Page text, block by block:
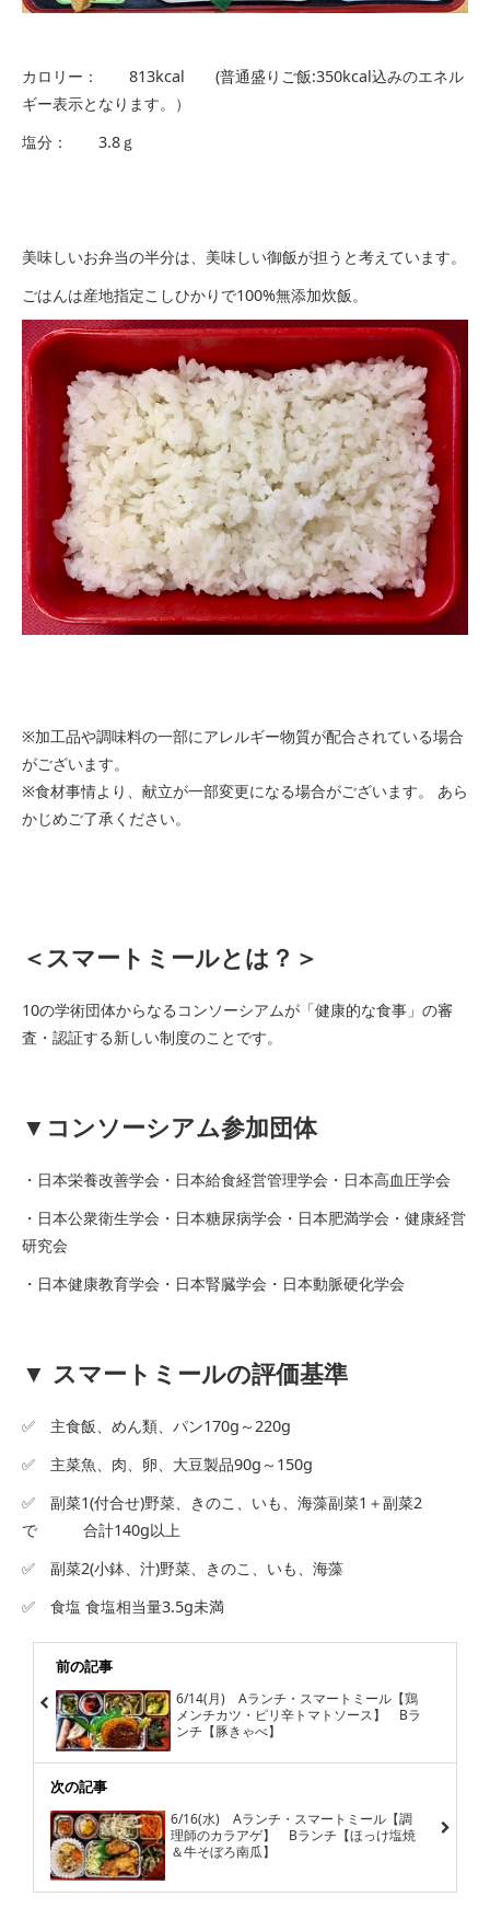
カロリー： 813kcal (普通盛りご飯:350kcal込みのエネル
ギー表示となります。）
塩分： 3.8ｇ
美味しいお弁当の半分は、美味しい御飯が担うと考えています。
ごはんは産地指定こしひかりで100%無添加炊飯。
※加工品や調味料の一部にアレルギー物質が配合されている場合
がございます。
※食材事情より、献立が一部変更になる場合がございます。 あら
かじめご了承ください。
＜スマートミールとは？＞
10の学術団体からなるコンソーシアムが「健康的な食事」の審
査・認証する新しい制度のことです。
▼コンソーシアム参加団体
・日本栄養改善学会・日本給食経営管理学会・日本高血圧学会
・日本公衆衛生学会・日本糖尿病学会・日本肥満学会・健康経営
研究会
・日本健康教育学会・日本腎臓学会・日本動脈硬化学会
▼ スマートミールの評価基準
✅ 主食飯、めん類、パン170g～220g
✅ 主菜魚、肉、卵、大豆製品90g～150g
✅ 副菜1(付合せ)野菜、きのこ、いも、海藻副菜1＋副菜2
で 合計140g以上
✅ 副菜2(小鉢、汁)野菜、きのこ、いも、海藻
✅ 食塩 食塩相当量3.5g未満
前の記事
6/14(月) Aランチ・スマートミール【鶏
メンチカツ・ピリ辛トマトソース】 Bラ
ンチ【豚きゃべ】
次の記事
6/16(水) Aランチ・スマートミール【調
理師のカラアゲ】 Bランチ【ほっけ塩焼
＆牛そぼろ南瓜】